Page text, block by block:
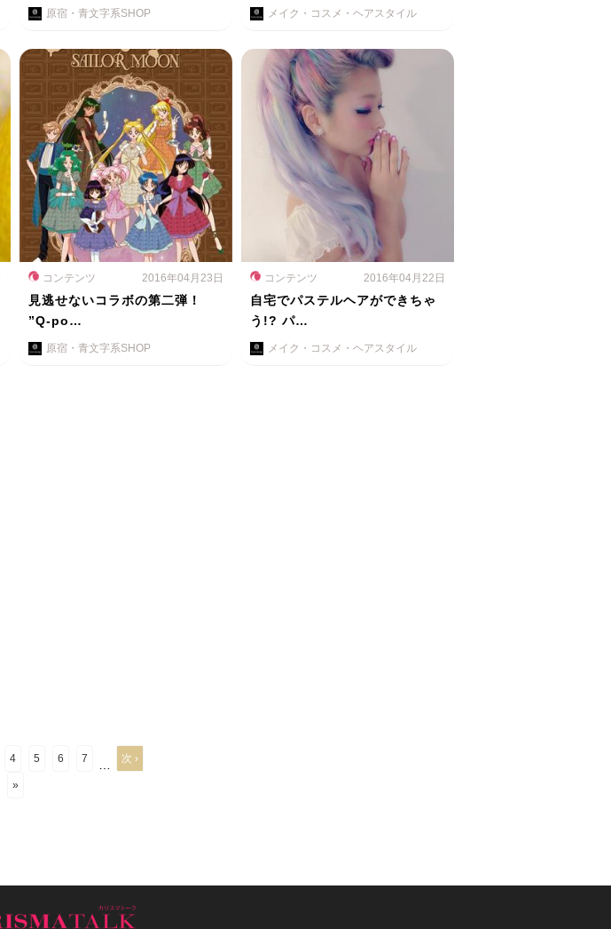
原宿・青文字系SHOP メイク・コスメ・ヘアスタイル
コンテンツ 2016年04月23日
見逃せないコラボの第二弾！
”Q-po…
原宿・青文字系SHOP
コンテンツ 2016年04月22日
自宅でパステルヘアができちゃ
う!? パ…
メイク・コスメ・ヘアスタイル
4 5 6 7 次 ›
»